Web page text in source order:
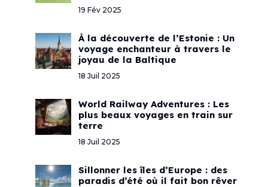
19 Fév 2025
À la découverte de l’Estonie : Un
voyage enchanteur à travers le
joyau de la Baltique
18 Juil 2025
World Railway Adventures : Les
plus beaux voyages en train sur
terre
18 Juil 2025
Sillonner les îles d’Europe : des
paradis d’été où il fait bon rêver